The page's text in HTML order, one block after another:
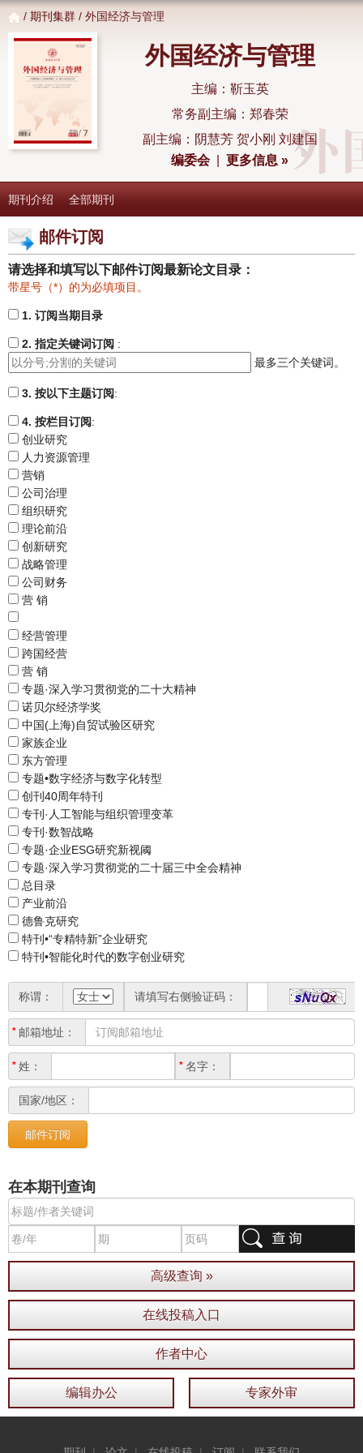
/ 期刊集群 / 外国经济与管理
外国经济与管理
主编：靳玉英
常务副主编：郑春荣
副主编：阴慧芳 贺小刚 刘建国
编委会|更多信息 »
期刊介绍 全部期刊
邮件订阅
请选择和填写以下邮件订阅最新论文目录：
带星号（*）的为必填项目。
1. 订阅当期目录
2. 指定关键词订阅 :
最多三个关键词。
3. 按以下主题订阅:
4. 按栏目订阅:
创业研究
人力资源管理
营销
公司治理
组织研究
理论前沿
创新研究
战略管理
公司财务
营 销
经营管理
跨国经营
营 销
专题·深入学习贯彻党的二十大精神
诺贝尔经济学奖
中国(上海)自贸试验区研究
家族企业
东方管理
专题•数字经济与数字化转型
创刊40周年特刊
专刊·人工智能与组织管理变革
专刊·数智战略
专题·企业ESG研究新视阈
专题·深入学习贯彻党的二十届三中全会精神
总目录
产业前沿
德鲁克研究
特刊•“专精特新”企业研究
特刊•智能化时代的数字创业研究
称谓： 请填写右侧验证码：
邮箱地址：
姓： 名字：
国家/地区：
在本期刊查询
高级查询 »
在线投稿入口
作者中心
编辑办公 专家外审